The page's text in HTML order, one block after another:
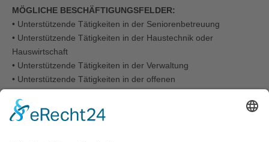
Kontakt
Farida Hamza
MÖGLICHE BESCHÄFTIGUNGSFELDER:
• Unterstützende Tätigkeiten in der Seniorenbetreuung
• Unterstützende Tätigkeiten in der Haustechnik oder
Hauswirtschaft
• Unterstützende Tätigkeiten in der Verwaltung
• Unterstützende Tätigkeiten in der offenen